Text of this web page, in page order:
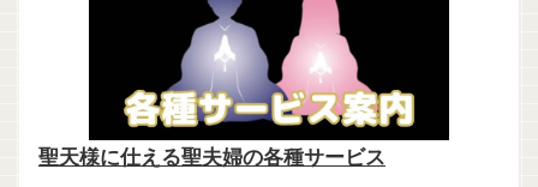
聖天様に仕える聖夫婦の各種サービス